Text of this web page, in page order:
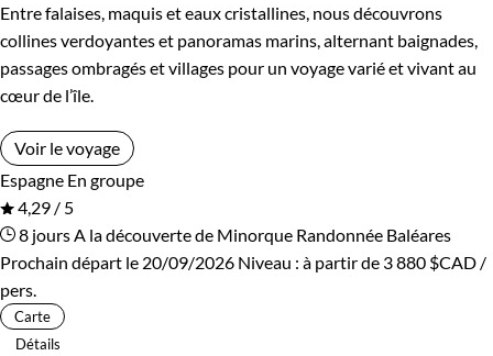
Entre falaises, maquis et eaux cristallines, nous découvrons
collines verdoyantes et panoramas marins, alternant baignades,
passages ombragés et villages pour un voyage varié et vivant au
cœur de l’île.
Voir le voyage
Espagne En groupe
4,29 / 5
8 jours A la découverte de Minorque Randonnée Baléares
Prochain départ le 20/09/2026 Niveau : à partir de 3 880 $CAD /
pers.
Carte
Détails